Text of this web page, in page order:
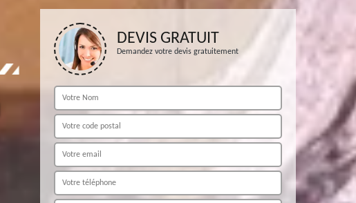
DEVIS GRATUIT
Demandez votre devis gratuitement